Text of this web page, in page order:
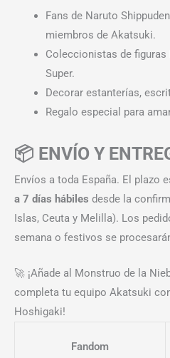
Fans de Naruto
miembros de Akatsuki.
Coleccionistas de figuras
Super.
Decorar estanterías,
Regalo especial para
📦 ENVÍO Y
Envíos a toda España. El plazo
a 7 días hábiles desde la
Islas, Ceuta y Melilla). Los
semana o festivos se
🚀 ¡Añade al Monstruo de la
completa tu equipo Akatsuki
Hoshigaki!
Fandom